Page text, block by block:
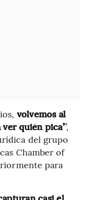
volvemos al
quién pica’”,
del grupo
Chamber of
para